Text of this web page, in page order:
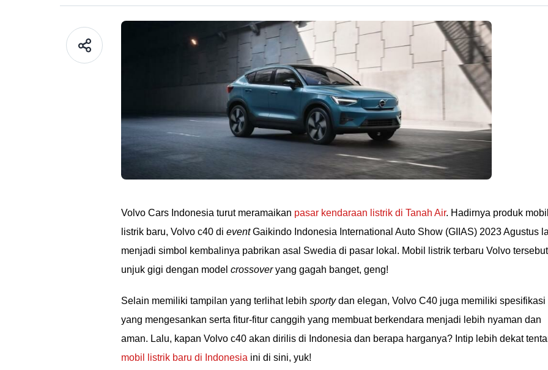
Volvo Cars Indonesia turut meramaikan pasar kendaraan listrik di Tanah Air. Hadirnya produk mobil
listrik baru, Volvo c40 di eventGaikindo Indonesia International Auto Show (GIIAS) 2023 Agustus
menjadi simbol kembalinya pabrikan asal Swedia di pasar lokal. Mobil listrik terbaru Volvo tersebut
unjuk gigi dengan model crossoveryang gagah banget, geng!
Selain memiliki tampilan yang terlihat lebih sportydan elegan, Volvo C40 juga memiliki spesifikasi
yang mengesankan serta fitur-fitur canggih yang membuat berkendara menjadi lebih nyaman dan
aman. Lalu, kapan Volvo c40 akan dirilis di Indonesia dan berapa harganya? Intip lebih dekat
mobil listrik baru di Indonesia ini di sini, yuk!